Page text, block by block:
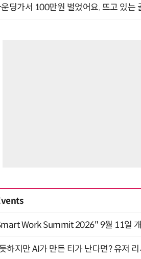
딩가서 100만원 벌었어요. 뜨고 있는
Work Summit 2026" 9월 11일
하지만 AI가 만든 티가 난다면? 유저